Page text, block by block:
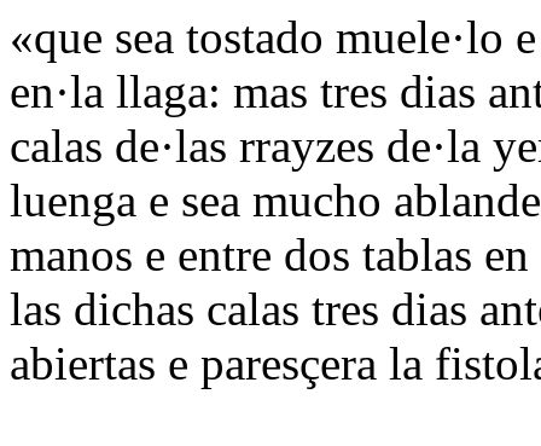
«que sea tostado muele·lo
en·la llaga: mas tres dias
calas de·las rrayzes de·la
luenga e sea mucho
manos e entre dos tablas
las dichas calas tres dias
abiertas e paresçera la